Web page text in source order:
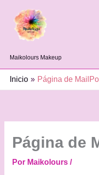
contenido
Maikolours Makeup
Inicio Página de
Página de
Por Maikolours /